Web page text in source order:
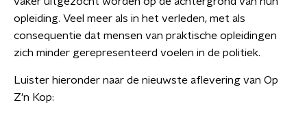
opleiding. Veel meer als in het verleden, met als
consequentie dat mensen van praktische opleidingen
zich minder gerepresenteerd voelen in de politiek.
Luister hieronder naar de nieuwste aflevering van Op
Z'n Kop: